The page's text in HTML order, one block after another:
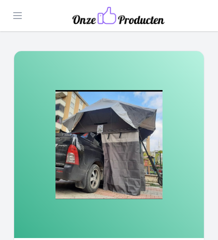
Open menu